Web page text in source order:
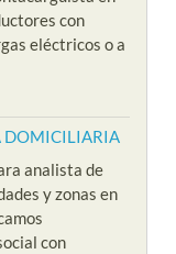
con
eléctricos o a
DOMICILIARIA
analista de
y zonas en
con